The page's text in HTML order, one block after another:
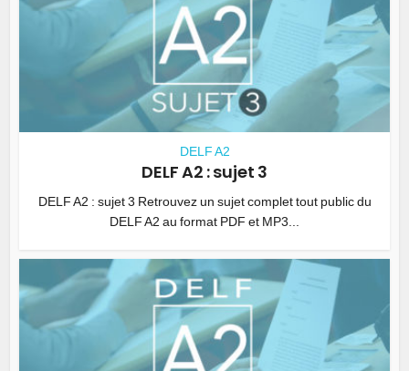
DELF A2
DELF A2 : sujet 3
DELF A2 : sujet 3 Retrouvez un sujet complet tout public du
DELF A2 au format PDF et MP3...